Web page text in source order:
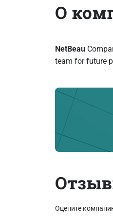
О
NetBeau
team for future
Оцените